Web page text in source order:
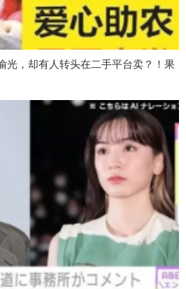
光，却有人转头在二手平台卖？！果